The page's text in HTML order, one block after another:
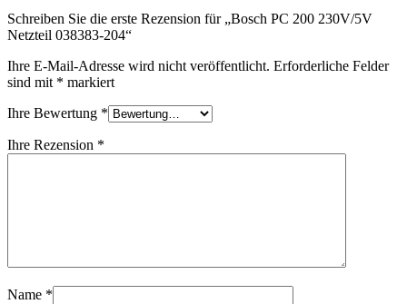
Schreiben Sie die erste Rezension für „Bosch PC 200 230V/5V
Netzteil 038383-204“
Ihre E-Mail-Adresse wird nicht veröffentlicht. Erforderliche Felder
sind mit * markiert
Ihre Bewertung *
Ihre Rezension *
Name *